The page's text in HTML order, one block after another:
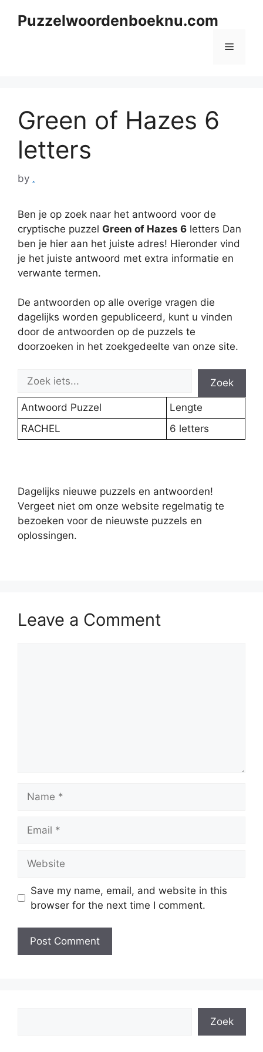
Puzzelwoordenboeknu.com
Menu
Green of Hazes 6
letters
by .
Ben je op zoek naar het antwoord voor de
cryptische puzzel Green of Hazes 6 letters Dan
ben je hier aan het juiste adres! Hieronder vind
je het juiste antwoord met extra informatie en
verwante termen.
De antwoorden op alle overige vragen die
dagelijks worden gepubliceerd, kunt u vinden
door de antwoorden op de puzzels te
doorzoeken in het zoekgedeelte van onze site.
Zoek
Antwoord Puzzel
Lengte
RACHEL
6 letters
Dagelijks nieuwe puzzels en antwoorden!
Vergeet niet om onze website regelmatig te
bezoeken voor de nieuwste puzzels en
oplossingen.
Leave a Comment
Save my name, email, and website in this
browser for the next time I comment.
Zoek